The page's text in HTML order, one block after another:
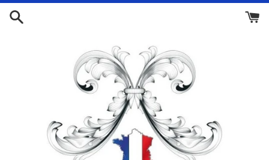
Passer